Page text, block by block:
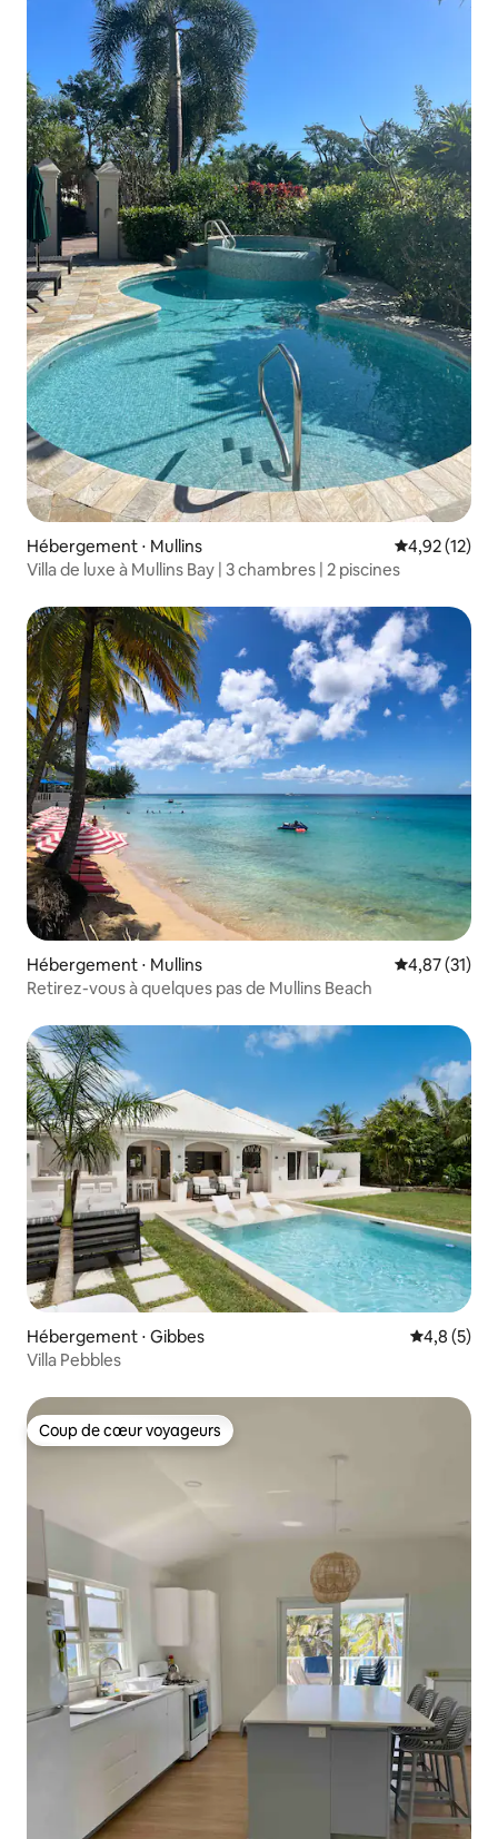
Hébergement ⋅ Mullins Évaluation
4,92 (12)
Villa de luxe à Mullins Bay | 3 chambres | 2 piscines
Hébergement ⋅ Mullins Évaluation
4,87 (31)
Retirez-vous à quelques pas de Mullins Beach
Hébergement ⋅ Gibbes Évaluation
4,8 (5)
Villa Pebbles
Coup de cœur voyageurs
Coup de cœur voyageurs